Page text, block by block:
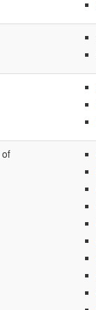
of